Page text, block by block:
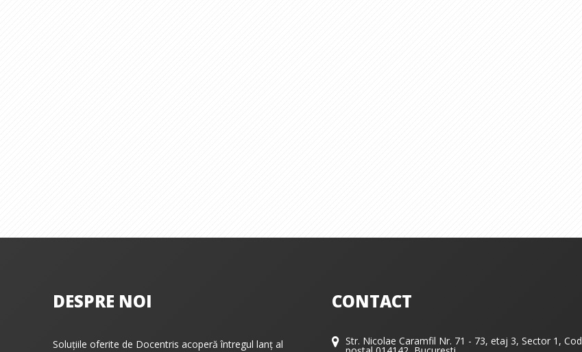
DESPRE NOI
Soluțiile oferite de Docentris acoperă întregul lanț al
CONTACT
Str. Nicolae Caramfil Nr. 71 - 73, etaj 3, Sector 1, Cod